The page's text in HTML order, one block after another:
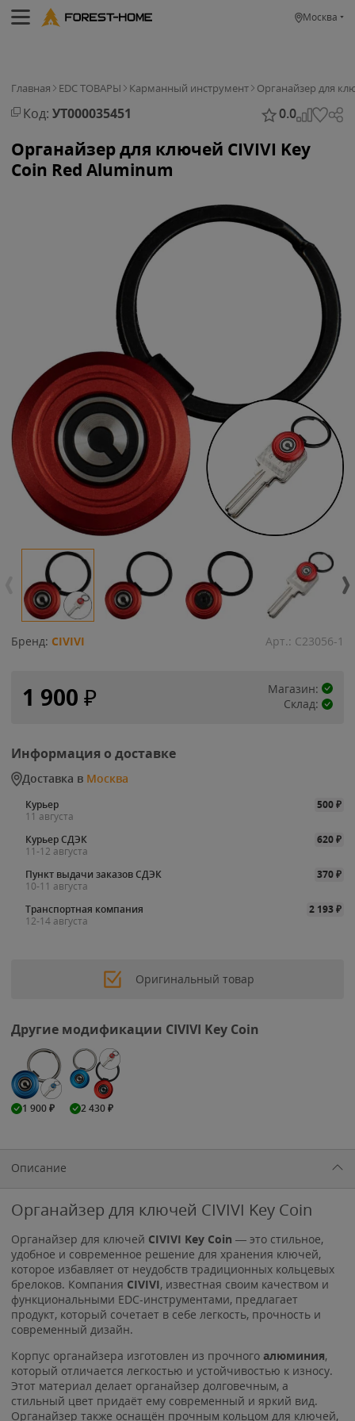
Москва
Главная EDC ТОВАРЫ Карманный инструмент Органайзер для
Код: УТ000035451 0.0
Органайзер для ключей CIVIVI Key
Coin Red Aluminum
Бренд: CIVIVI Арт.: C23056-1
1 900 ₽
Магазин:
Склад:
Информация о доставке
Доставка в Москва
Курьер 500₽
11 августа
Курьер СДЭК
620₽
11-12 августа
Пункт выдачи заказов СДЭК
370₽
10-11 августа
Транспортная компания
2 193₽
12-14 августа
Оригинальный товар
Другие модификации CIVIVI Key Coin
1 900₽ 2 430₽
Описание
Органайзер для ключей CIVIVI Key Coin
Органайзер для ключей CIVIVI Key Coin — это стильное,
удобное и современное решение для хранения ключей,
которое избавляет от неудобств традиционных кольцевых
брелоков. Компания CIVIVI, известная своим качеством и
функциональными EDC-инструментами, предлагает
продукт, который сочетает в себе легкость, прочность и
современный дизайн.
Корпус органайзера изготовлен из прочного алюминия,
который отличается легкостью и устойчивостью к износу.
Этот материал делает органайзер долговечным, а
стильный цвет придаёт ему современный и яркий вид.
Органайзер также оснащён прочным кольцом для ключей,